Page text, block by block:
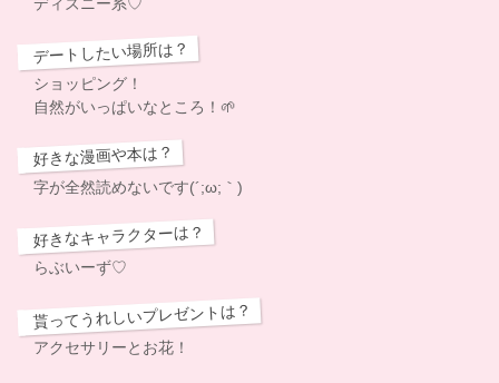
デートしたい場所は？
ショッピング！
自然がいっぱいなところ！🌱
好きな漫画や本は？
字が全然読めないです(´;ω;｀)
好きなキャラクターは？
らぶいーず♡
貰ってうれしいプレゼントは？
アクセサリーとお花！